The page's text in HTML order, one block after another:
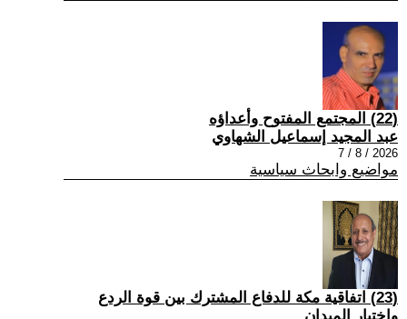
(22) المجتمع المفتوح وأعداؤه
عبد المجيد إسماعيل الشهاوي
2026 / 8 / 7
مواضيع وابحاث سياسية
(23) اتفاقية مكة للدفاع المشترك بين قوة الردع